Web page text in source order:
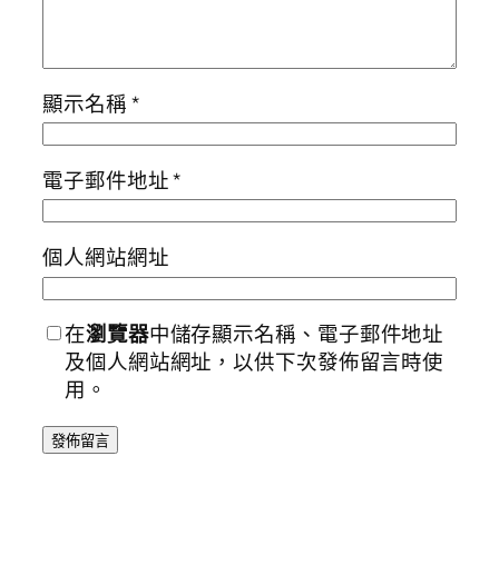
顯示名稱*
電子郵件地址*
個人網站網址
在瀏覽器中儲存顯示名稱、電子郵件地址
及個人網站網址，以供下次發佈留言時使
用。